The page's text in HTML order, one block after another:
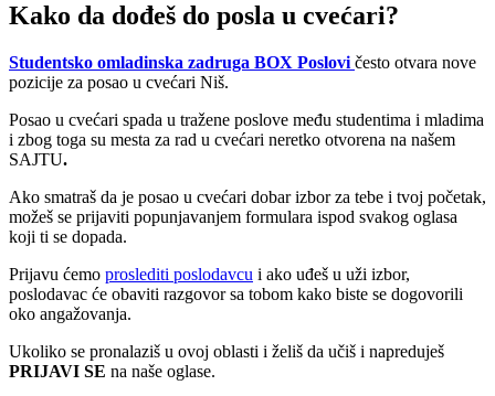
Kako da dođeš do posla u cvećari?
Studentsko omladinska zadruga BOX Poslovi često otvara nove
pozicije za posao u cvećari Niš.
Posao u cvećari spada u tražene poslove među studentima i mladima
i zbog toga su mesta za rad u cvećari neretko otvorena na našem
SAJTU.
Ako smatraš da je posao u cvećari dobar izbor za tebe i tvoj početak,
možeš se prijaviti popunjavanjem formulara ispod svakog oglasa
koji ti se dopada.
Prijavu ćemo proslediti poslodavcu i ako uđeš u uži izbor,
poslodavac će obaviti razgovor sa tobom kako biste se dogovorili
oko angažovanja.
Ukoliko se pronalaziš u ovoj oblasti i želiš da učiš i napreduješ
PRIJAVI SE na naše oglase.